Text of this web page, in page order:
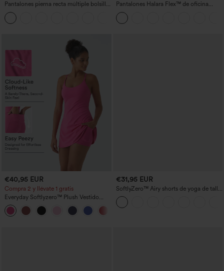
Pantalones pierna recta múltiple bolsillo
botón tiro alto
Pantalones Halara Flex™ de oficina
anchos plisados de tiro alto con bolsillos
en tela tipo gofre
€40,95 EUR
Compra 2 y llévate 1 gratis
Everyday Softlyzero™ Plush Vestido
deportivo sin espalda 2 en 1
acampanado -Wannabe -Easy Peezy
€31,95 EUR
SoftlyZero™ Airy shorts de yoga de talle
alto, fruncidos, InstantCool, 3'' con
bolsillos